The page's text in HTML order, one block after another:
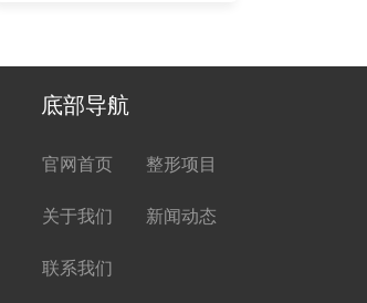
底部导航
官网首页 整形项目
关于我们 新闻动态
联系我们